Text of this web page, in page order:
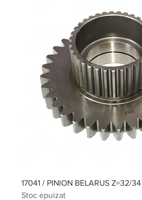
17041 / PINION BELARUS Z=32/
Stoc epuizat